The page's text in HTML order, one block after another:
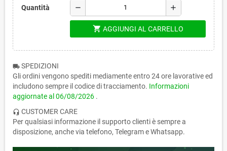
Quantità remove add
shopping_cart AGGIUNGI AL CARRELLO
local_shipping SPEDIZIONI
Gli ordini vengono spediti mediamente entro 24 ore lavorative ed
includono sempre il codice di tracciamento. Informazioni
aggiornate al 06/08/2026 .
headset_mic CUSTOMER CARE
Per qualsiasi informazione il supporto clienti è sempre a
disposizione, anche via telefono, Telegram e Whatsapp.